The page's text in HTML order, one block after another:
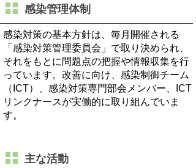
感染管理体制
感染対策の基本方針は、毎月開催される
「感染対策管理委員会」で取り決められ、
それをもとに問題点の把握や情報収集を行
っています。改善に向け、感染制御チーム
（ ICT）、感染対策専門部会メンバー、
ICT
リンクナースが実働的に取り組んでいま
す。
主な活動